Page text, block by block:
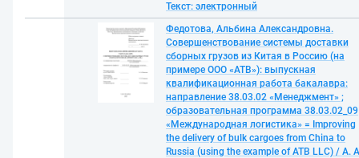
Текст: электронный
Федотова, Альбина Александровна.
Совершенствование системы доставки
сборных грузов из Китая в Россию (на
примере ООО «АТВ»): выпускная
квалификационная работа бакалавра:
направление 38.03.02 «Менеджмент» ;
образовательная программа 38.03.02_09
«Международная логистика» = Improving
the delivery of bulk cargoes from China to
Russia (using the example of ATB LLC) / А.